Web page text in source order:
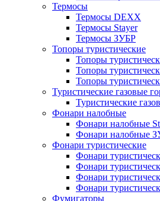
Термосы
Термосы DEXX
Термосы Stayer
Термосы ЗУБР
Топоры туристические
Топоры
Топоры
Топоры
Туристические газовые
Туристические
Фонари налобные
Фонари налобные
Фонари налобные
Фонари туристические
Фонари
Фонари
Фонари
Фонари
Фумигаторы